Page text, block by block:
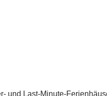
und Last-Minute-